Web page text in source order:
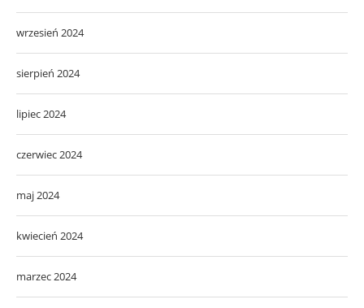
wrzesień 2024
sierpień 2024
lipiec 2024
czerwiec 2024
maj 2024
kwiecień 2024
marzec 2024